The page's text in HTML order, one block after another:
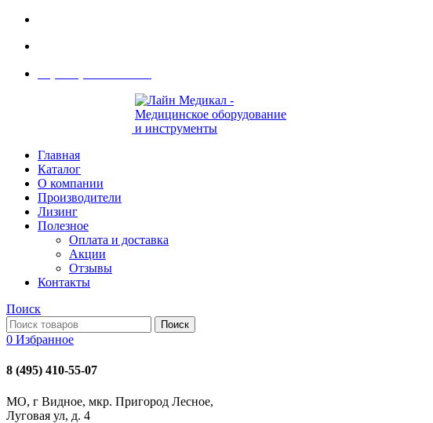
Главная
Каталог
О компании
Производители
Лизинг
Полезное
Оплата и доставка
Акции
Отзывы
Контакты
Поиск
Поиск
0 Избранное
8 (495) 410-55-07
МО, г Видное, мкр. Пригород Лесное,
Луговая ул, д. 4